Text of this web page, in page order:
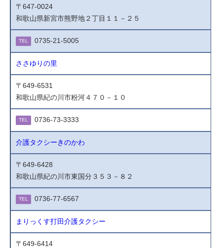
〒647-0024
和歌山県新宮市熊野地２丁目１１－２５
TEL 0735-21-5005
ささゆりの里
〒649-6531
和歌山県紀の川市粉河４７０－１０
TEL 0736-73-3333
介護タクシーきのかわ
〒649-6428
和歌山県紀の川市東国分３５３－８２
TEL 0736-77-6567
まりっくす打田介護タクシー
〒649-6414